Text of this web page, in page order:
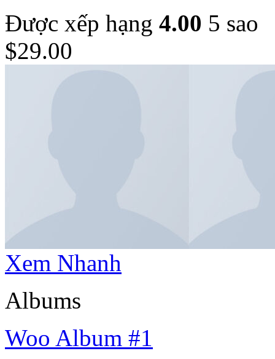
Được xếp hạng 4.00 5 sao
$29.00
Xem Nhanh
Albums
Woo Album #1